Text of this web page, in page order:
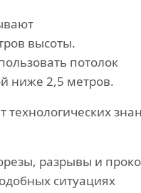
высоты.
потолок
ниже 2,5 метров.
технологических
разрывы и
ситуациях